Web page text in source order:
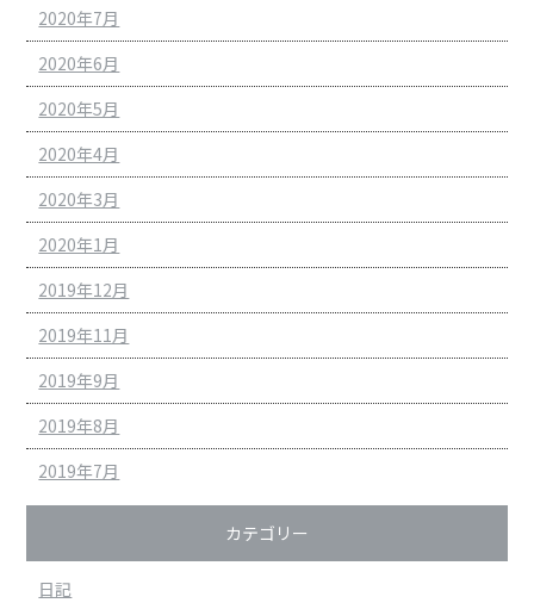
2020年7月
2020年6月
2020年5月
2020年4月
2020年3月
2020年1月
2019年12月
2019年11月
2019年9月
2019年8月
2019年7月
カテゴリー
日記